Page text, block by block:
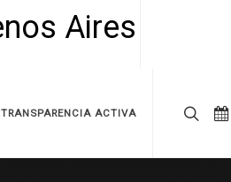
TRANSPARENCIA ACTIVA